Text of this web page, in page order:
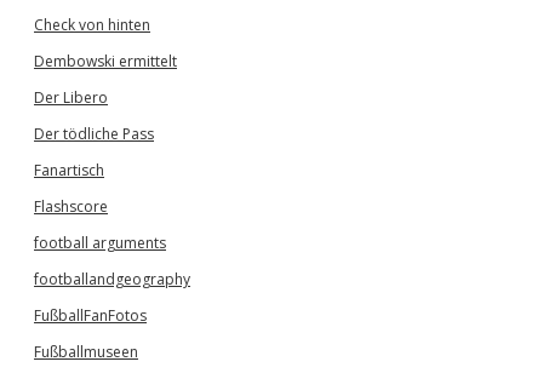
Check von hinten
Dembowski ermittelt
Der Libero
Der tödliche Pass
Fanartisch
Flashscore
football arguments
footballandgeography
FußballFanFotos
Fußballmuseen